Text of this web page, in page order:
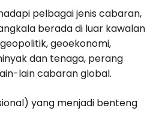
pelbagai jenis cabaran,
berada di luar kawalan
geoekonomi,
dan tenaga, perang
lain cabaran global.
yang menjadi benteng